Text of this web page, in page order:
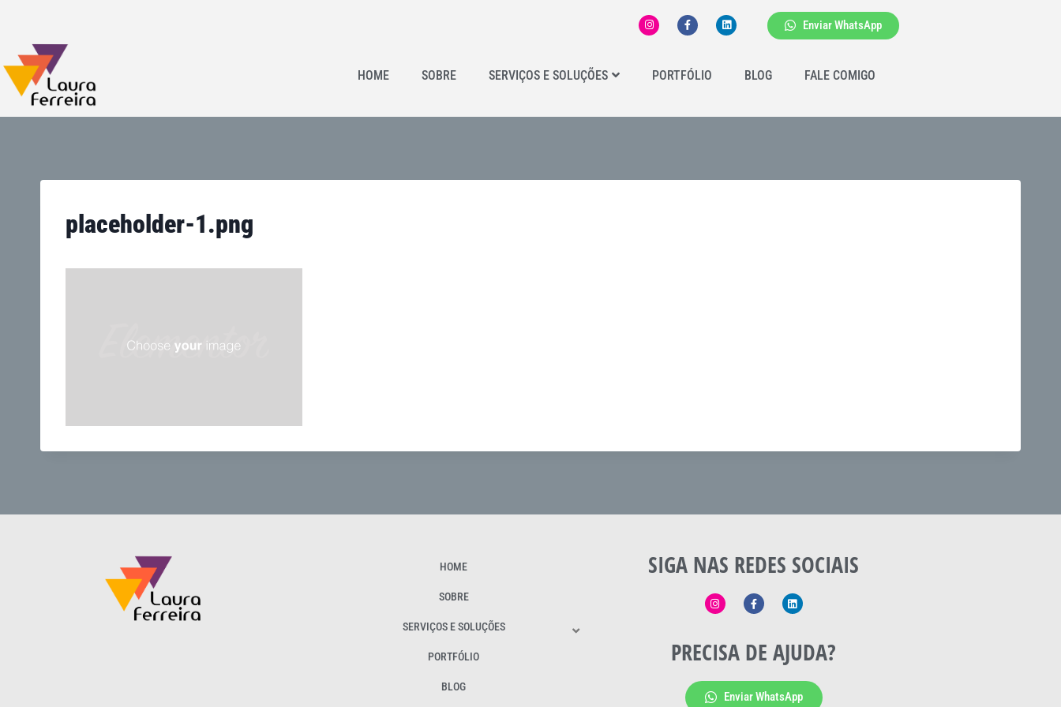
Enviar WhatsApp
HOME SOBRE SERVIÇOS E SOLUÇÕES PORTFÓLIO BLOG FALE COMIGO
placeholder-1.png
HOME
SOBRE
SERVIÇOS E SOLUÇÕES
PORTFÓLIO
BLOG
SIGA NAS REDES SOCIAIS
PRECISA DE AJUDA?
Enviar WhatsApp